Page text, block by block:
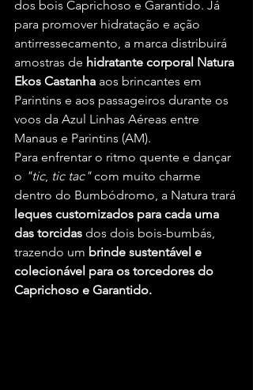
dos bois Caprichoso e Garantido. Já
para promover hidratação e ação
antirressecamento, a marca distribuirá
amostras de hidratante corporal Natura
Ekos Castanha aos brincantes em
Parintins e aos passageiros durante os
voos da Azul Linhas Aéreas entre
Manaus e Parintins (AM).
Para enfrentar o ritmo quente e dançar
o "tic, tic tac" com muito charme
dentro do Bumbódromo, a Natura trará
leques customizados para cada uma
das torcidas dos dois bois-bumbás,
trazendo um brinde sustentável e
colecionável para os torcedores do
Caprichoso e Garantido.